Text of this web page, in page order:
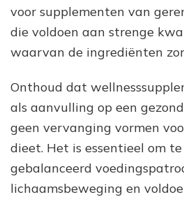
voor supplementen van
die voldoen aan strenge
waarvan de ingrediënten
Onthoud dat
als aanvulling op een
geen vervanging vormen
dieet. Het is essentieel om
gebalanceerd
lichaamsbeweging en